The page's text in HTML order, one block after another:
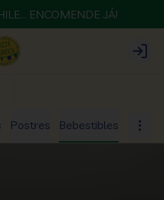
ENCOMENDE JÁ!
Login
Postres Bebestibles